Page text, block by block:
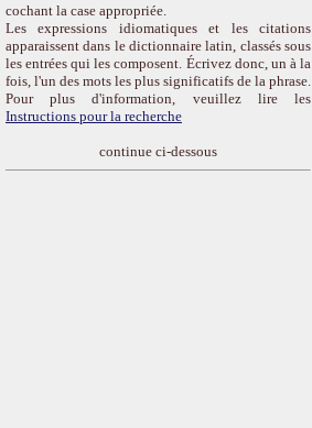
cochant la case appropriée.
Les expressions idiomatiques et les citations
apparaissent dans le dictionnaire latin, classés sous
les entrées qui les composent. Écrivez donc, un à la
fois, l'un des mots les plus significatifs de la phrase.
Pour plus d'information, veuillez lire les
Instructions pour la recherche
continue ci-dessous